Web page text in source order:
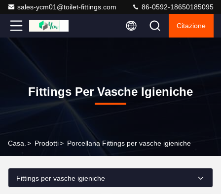
sales-ycm01@toilet-fittings.com 86-0592-18650185095
Citazione
Fittings Per Vasche Igieniche
Casa. > Prodotti> Porcellana Fittings per vasche igieniche
Fittings per vasche igieniche